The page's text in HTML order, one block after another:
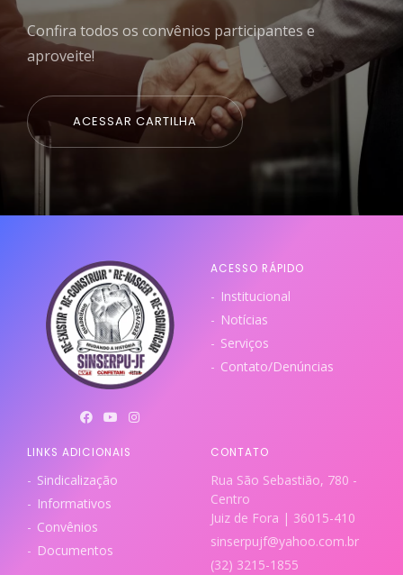
Confira todos os convênios participantes e
aproveite!
ACESSAR CARTILHA
ACESSO RÁPIDO
Institucional
Notícias
Serviços
Contato/Denúncias
LINKS ADICIONAIS
Sindicalização
Informativos
Convênios
Documentos
CONTATO
Rua São Sebastião, 780 -
Centro
Juiz de Fora | 36015-410
sinserpujf@yahoo.com.br
(32) 3215-1855